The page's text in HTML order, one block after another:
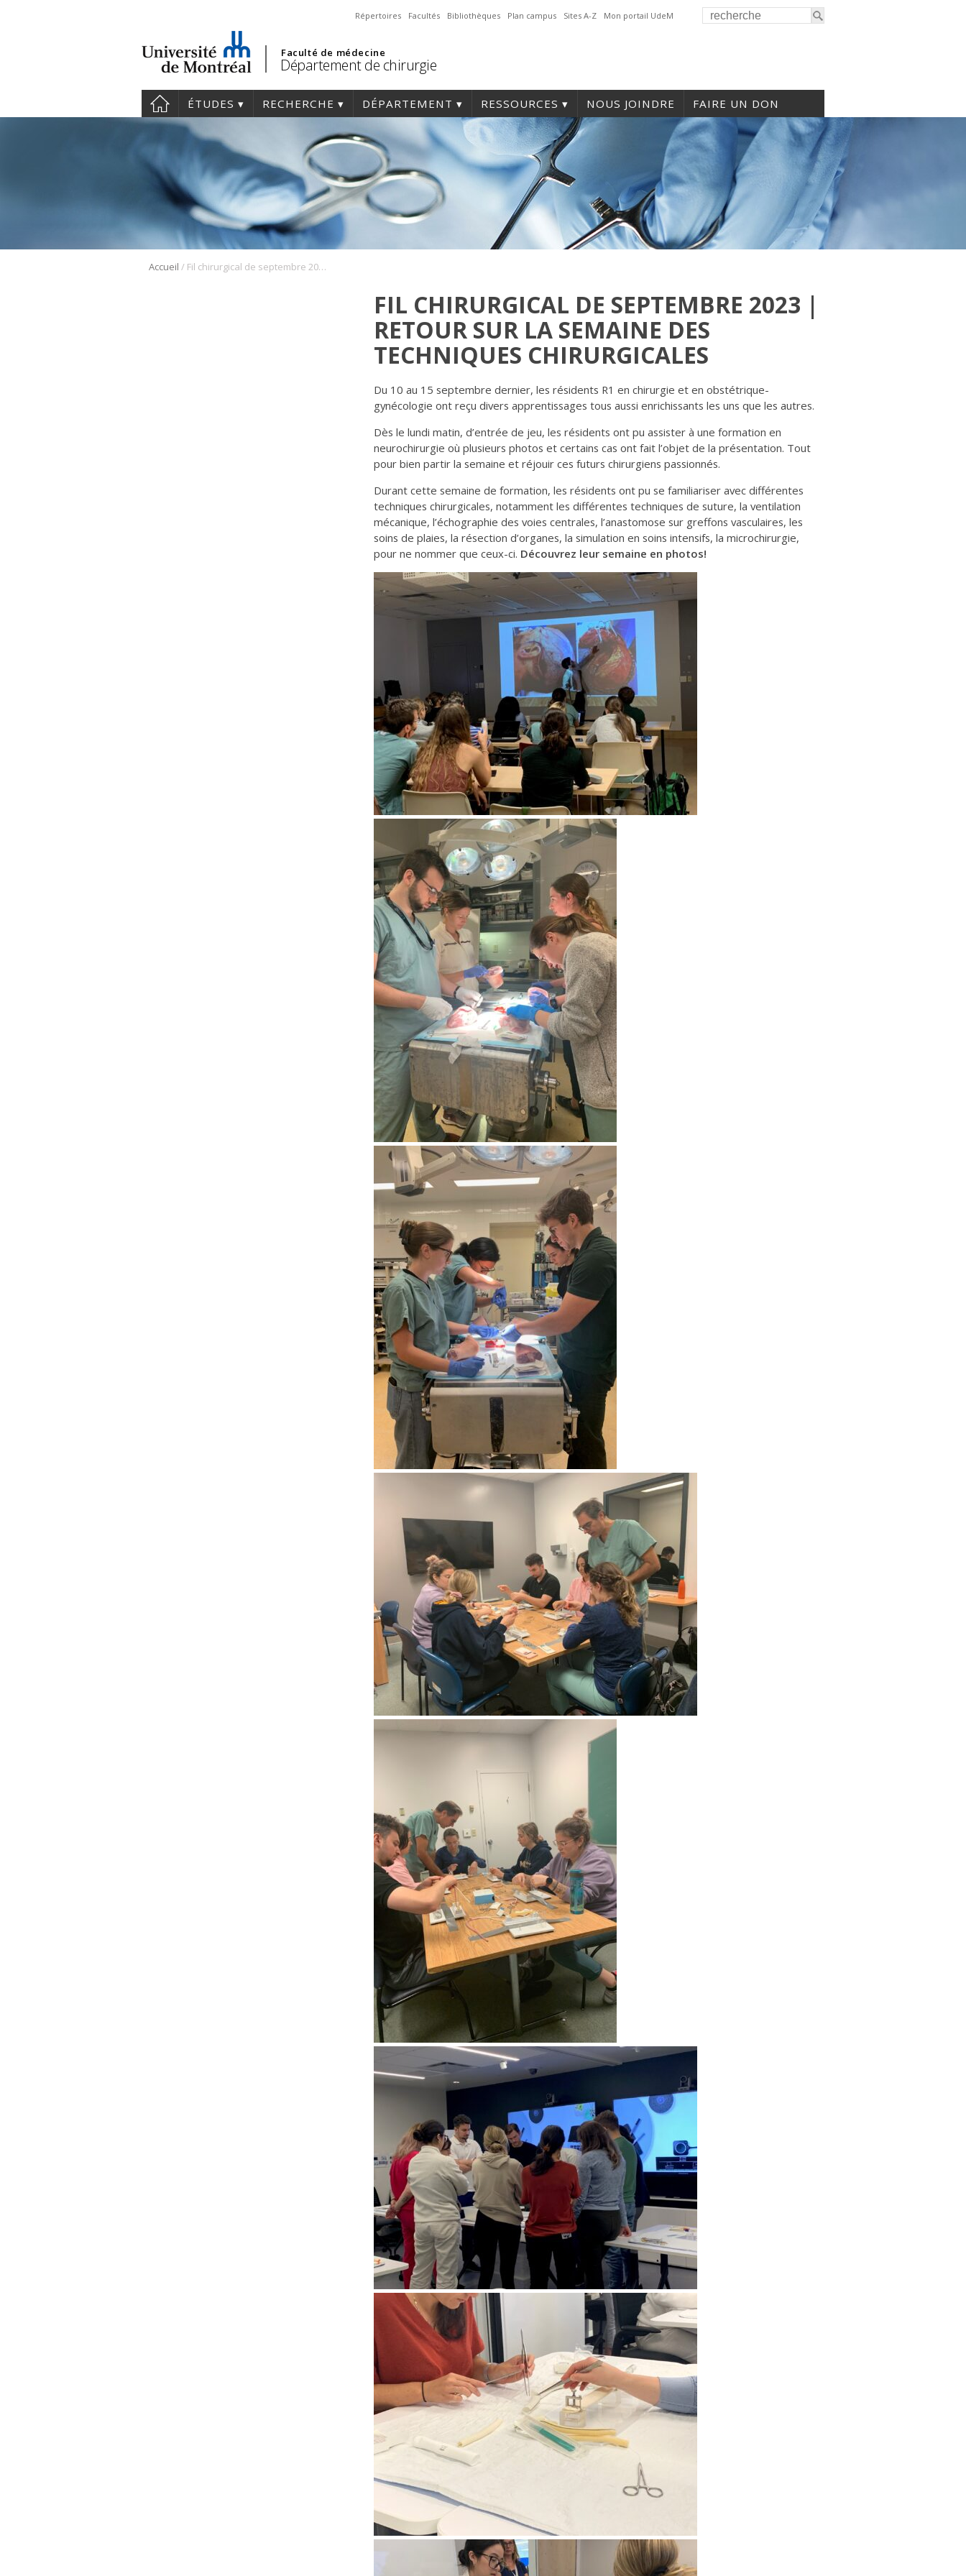
Répertoires Facultés Bibliothèques Plan campus Sites A-Z Mon portail UdeM
Faculté de médecine
Département de chirurgie
ÉTUDES RECHERCHE DÉPARTEMENT RESSOURCES NOUS JOINDRE FAIRE UN DON
Accueil / Fil chirurgical de septembre 2023 | Retour sur la semaine des techniques chirurgicales
FIL CHIRURGICAL DE SEPTEMBRE 2023 |
RETOUR SUR LA SEMAINE DES
TECHNIQUES CHIRURGICALES
Du 10 au 15 septembre dernier, les résidents R1 en chirurgie et en obstétrique-
gynécologie ont reçu divers apprentissages tous aussi enrichissants les uns que les autres.
Dès le lundi matin, d’entrée de jeu, les résidents ont pu assister à une formation en
neurochirurgie où plusieurs photos et certains cas ont fait l’objet de la présentation. Tout
pour bien partir la semaine et réjouir ces futurs chirurgiens passionnés.
Durant cette semaine de formation, les résidents ont pu se familiariser avec différentes
techniques chirurgicales, notamment les différentes techniques de suture, la ventilation
mécanique, l’échographie des voies centrales, l’anastomose sur greffons vasculaires, les
soins de plaies, la résection d’organes, la simulation en soins intensifs, la microchirurgie,
pour ne nommer que ceux-ci. Découvrez leur semaine en photos!